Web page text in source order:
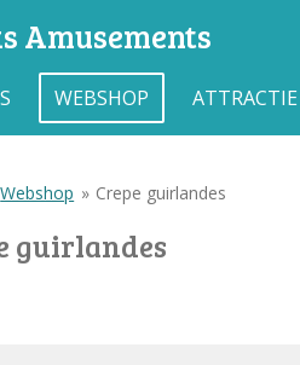
Amusements
WEBSHOP
Webshop » Crepe guirlandes
guirlandes